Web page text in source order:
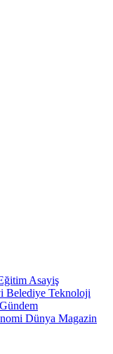
Asayiş
Belediye Teknoloji
Gündem
Dünya Magazin